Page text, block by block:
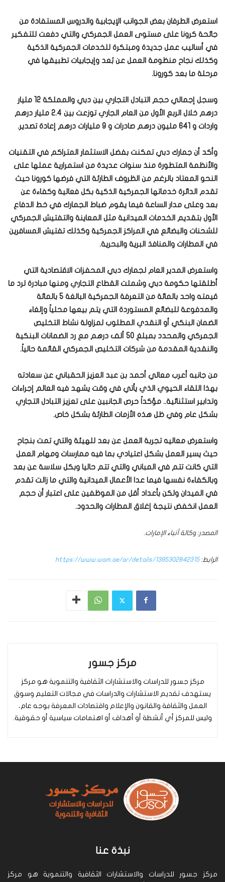
استعرض الطرفان بعض الجوانب الإيجابية والدروس المستفادة من
جائحة كرونا على مستوى العمل الجمركي والتي دفعت للتفكير
في أساليب عمل جديدة ومبتكرة للخدمات الجمركية الذكية
وكذلك نجاح منظومة العمل عن بُعد وإيجابيات تطبيقها في
مرحلة ما بعد كورونا.
وسجل إجمالي حجم التبادل التجاري بين دبي والمملكة 12 مليار
درهم خلال الربع الأول من العام الجاري توزعت بين 2.4 مليار درهم
واردات و 641 مليون درهم صادرات و 9 مليارات درهم إعادة تصدير.
وأكد أن جمارك دبي تمكنت بفضل الاستثمار المتراكم في التقنيات
والأنظمة المتطورة منذ سنوات عديدة من استمرارية عملها على
النحو المعتاد بالرغم من الظروف الطارئة التي فرضها كورونا حيث
تقدم الدائرة خدماتها الجمركية الذكية بكل فعالية وكفاءة عن
بعد وعلى مدار الساعة فيما يقوم ضباط الجمارك في خط الدفاع
الأول بتقديم الخدمات الميدانية مثل المعاينة والتفتيش الجمركي
للشحنات والبضائع في المراكز الجمركية وكذلك تفتيش المسافرين
في المطارات والمنافذ البرية والبحرية.
واستعرض المدير العام لجمارك دبي المحفزات الاقتصادية التي
أطلقتها حكومة دبي وشملت القطاع التجاري ومنها مبادرة لرد ما
قيمته واحد بالمائة من التعرفة الجمركية البالغة 5 بالمائة
والمدفوعة للبضائع المستوردة التي يتم بيعها محلياً وإلغاء
الضمان البنكي أو النقدي المطلوب لمزاولة نشاط التخليص
الجمركي والمحدد بمبلغ 50 ألف درهم مع رد الضمانات البنكية
والنقدية المقدمة من شركات التخليص الجمركي القائمة حالياً.
من جانبه أعرب معالي أحمد بن عبد العزيز الحقباني عن سعادته
بهذا اللقاء الحيوي الذي يأتي في وقت يشهد فيه العالم إجراءات
وتدابير استثنائية.. مؤكداً حرص الجانبين على تعزيز التبادل التجاري
بشكل عام وفي ظل هذه الأزمات الطارئة بشكل خاص.
واستعرض معاليه تجربة العمل عن بعد للهيئة والتي تمت بنجاح
حيث يسير العمل بشكل اعتيادي بما فيه ممارسات ومهام العمل
التي كانت تتم في المباني والتي تتم حاليا وبكل سلاسة عن بعد
وبالكفاءة نفسها فيما عدا الأعمال الميدانية والتي ما زالت تقدم
في الميدان ولكن بأعداد أقل من الموظفين على اعتبار أن حجم
العمل انخفض نتيجة إغلاق المطارات والحدود.
المصدر: وكالة أنباء الإمارات.
الرابط:https://www.wam.ae/ar/details/1395302842315
مركز جسور
مركز جسور للدراسات والاستشارات الثقافية والتنموية هو مركز
يستهدف تقديم الاستشارات والدراسات في مجالات التعليم وسوق
العمل والثقافة والقانون والإعلام واقتصادات المعرفة بوجه عام،
وليس للمركز أي أنشطة أو أهداف أو اهتمامات سياسية أو حقوقية.
نبذة عنا
مركز جسور للدراسات والاستشارات الثقافية والتنموية هو مركز